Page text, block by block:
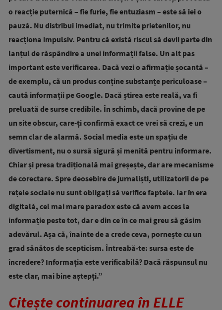
o reacție puternică – fie furie, fie entuziasm – este să iei o
pauză. Nu distribui imediat, nu trimite prietenilor, nu
reacționa impulsiv. Pentru că există riscul să devii parte din
lanțul de răspândire a unei informații false. Un alt pas
important este verificarea. Dacă vezi o afirmație șocantă –
de exemplu, că un produs conține substanțe periculoase –
caută informații pe Google. Dacă știrea este reală, va fi
preluată de surse credibile. În schimb, dacă provine de pe
un site obscur, care-ți confirmă exact ce vrei să crezi, e un
semn clar de alarmă. Social media este un spațiu de
divertisment, nu o sursă sigură și menită pentru informare.
Chiar și presa tradițională mai greșește, dar are mecanisme
de corectare. Spre deosebire de jurnaliști, utilizatorii de pe
rețele sociale nu sunt obligați să verifice faptele. Iar în era
digitală, cel mai mare paradox este că avem acces la
informație peste tot, dar e din ce în ce mai greu să găsim
adevărul. Așa că, înainte de a crede ceva, pornește cu un
grad sănătos de scepticism. Întreabă-te: sursa este de
încredere? Informația este verificabilă? Dacă răspunsul nu
este clar, mai bine aștepți.”
Citește continuarea în ELLE